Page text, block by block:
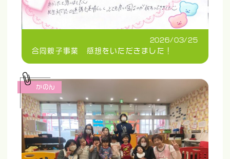
2026/03/25
合同親子事業 感想をいただきました！
かのん